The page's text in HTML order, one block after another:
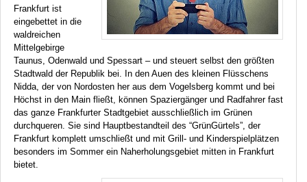
Frankfurt ist
eingebettet in die
waldreichen
Mittelgebirge
Taunus, Odenwald und Spessart – und steuert selbst den größten
Stadtwald der Republik bei. In den Auen des kleinen Flüsschens
Nidda, der von Nordosten her aus dem Vogelsberg kommt und bei
Höchst in den Main fließt, können Spaziergänger und Radfahrer fast
das ganze Frankfurter Stadtgebiet ausschließlich im Grünen
durchqueren. Sie sind Hauptbestandteil des “GrünGürtels”, der
Frankfurt komplett umschließt und mit Grill- und Kinderspielplätzen
besonders im Sommer ein Naherholungsgebiet mitten in Frankfurt
bietet.